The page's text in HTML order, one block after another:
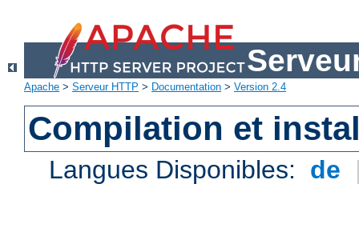
Apache > Serveur HTTP > Documentation > Version 2.4
Compilation et
Langues Disponibles: de